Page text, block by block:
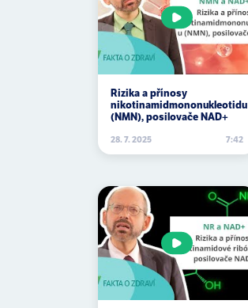
avokádový olej
azbest
A2 mléko
Rizika a přínosy
nikotinamidmononukleotidu
(NMN), posilovače NAD+
28. 7. 2025 7:42